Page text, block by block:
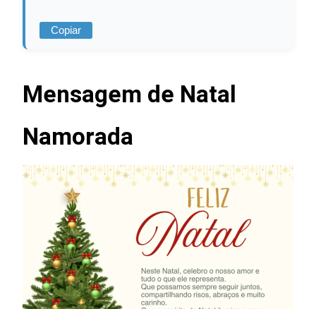
Copiar
Mensagem de Natal
Namorada